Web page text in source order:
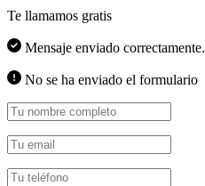
Te llamamos gratis
Mensaje enviado correctamente.
No se ha enviado el formulario